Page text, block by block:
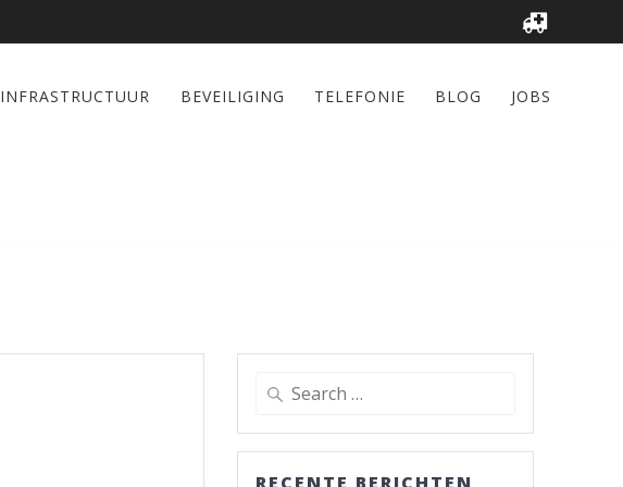
INFRASTRUCTUUR BEVEILIGING TELEFONIE BLOG JOBS
Search